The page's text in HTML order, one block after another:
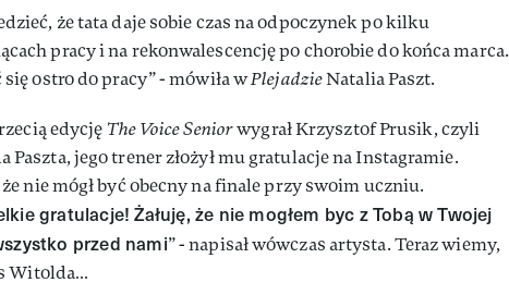
że tata daje sobie czas na odpoczynek po kilku
pracy i na rekonwalescencję po chorobie do końca marca.
ostro do pracy” - mówiła wPlejadzieNatalia Paszt.
edycję The Voice Seniorwygrał Krzysztof Prusik, czyli
jego trener złożył mu gratulacje na Instagramie.
nie mógł być obecny na finale przy swoim uczniu.
gratulacje! Żałuję, że nie mogłem byc z Tobą w Twojej
przed nami” - napisał wówczas artysta. Teraz wiemy,
Witolda…